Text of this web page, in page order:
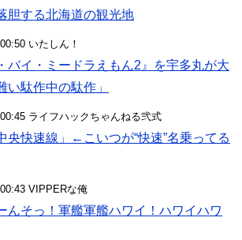
胆する北海道の観光地
いたしん！
バイ・ミードラえもん2』を宇多丸が大
い駄作中の駄作」
ライフハックちゃんねる弐式
央快速線」←こいつが“快速”名乗ってる
VIPPERな俺
んそっ！軍艦軍艦ハワイ！ハワイハワ